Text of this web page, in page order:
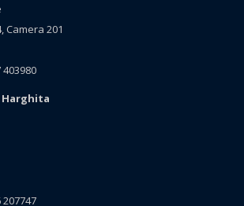
Camera 201
Harghita